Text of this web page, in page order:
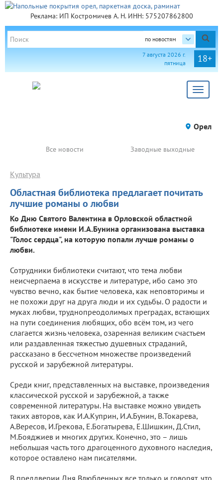
Реклама: ИП Костромичев А. Н. ИНН: 575207862800
по новостям
18+
7 августа 2026 г.
пятница
Toggle
Орел
Все новости Заводные выходные
Областная библиотека предлагает почитать
лучшие романы о любви
Культура
Ко Дню Святого Валентина в Орловской областной
библиотеке имени И.А.Бунина организована выставка
"Голос сердца", на которую попали лучше романы о
любви.
Сотрудники библиотеки считают, что тема любви
неисчерпаема в искусстве и литературе, ибо само это
чувство вечно, как бытие человека, как неповторимы и
не похожи друг на друга люди и их судьбы. О радости и
муках любви, труднопреодолимых преградах, встающих
на пути соединения любящих, обо всём том, из чего
слагается жизнь человека, озаренная великим счастьем
или раздавленная тяжестью душевных страданий,
рассказано в бессчетном множестве произведений
русской и зарубежной литературы.
Среди книг, представленных на выставке, произведения
классической русской и зарубежной, а также
современной литературы. На выставке можно увидеть
таких авторов, как И.А.Куприн, И.А.Бунин, В.Токарева,
А.Вересов, И.Грекова, Е.Богатырева, Е.Шишкин, Д.Стил,
М.Бояджиев и многих других. Конечно, это – лишь
небольшая часть того драгоценного духовного наследия,
которое оставлено нам писателями.
В преддверии Дня Влюбленных все только и говорят, что